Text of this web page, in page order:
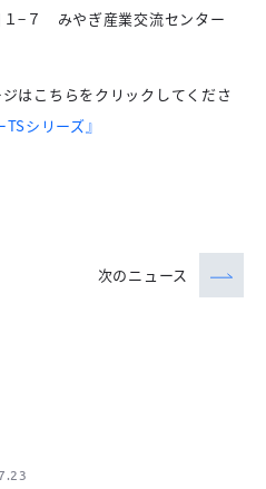
１−７ みやぎ産業交流センター
はこちらをクリックしてくださ
シリーズ』
次のニュース